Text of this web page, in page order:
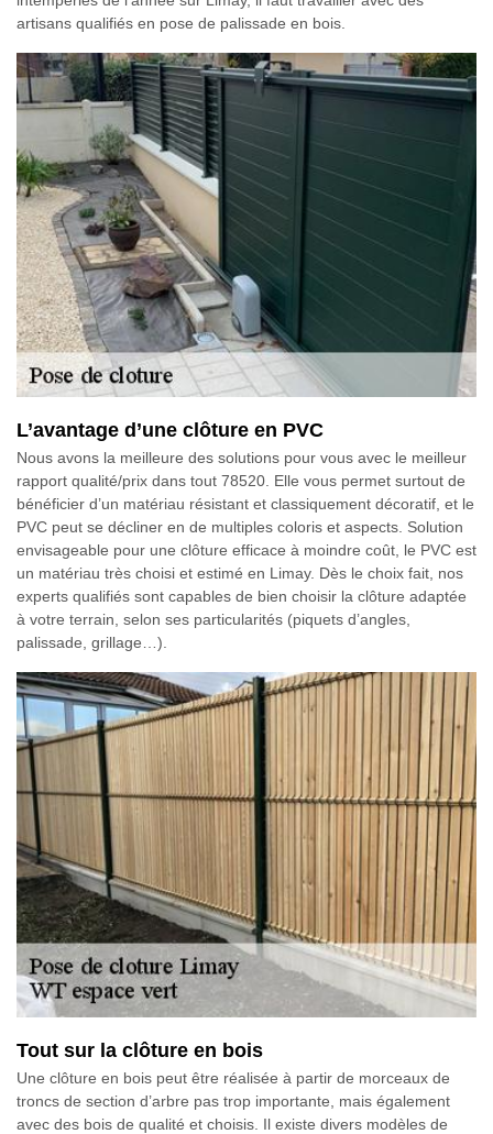
artisans qualifiés en pose de palissade en bois.
L’avantage d’une clôture en PVC
Nous avons la meilleure des solutions pour vous avec le meilleur
rapport qualité/prix dans tout 78520. Elle vous permet surtout de
bénéficier d’un matériau résistant et classiquement décoratif, et le
PVC peut se décliner en de multiples coloris et aspects. Solution
envisageable pour une clôture efficace à moindre coût, le PVC est
un matériau très choisi et estimé en Limay. Dès le choix fait, nos
experts qualifiés sont capables de bien choisir la clôture adaptée
à votre terrain, selon ses particularités (piquets d’angles,
palissade, grillage…).
Tout sur la clôture en bois
Une clôture en bois peut être réalisée à partir de morceaux de
troncs de section d’arbre pas trop importante, mais également
avec des bois de qualité et choisis. Il existe divers modèles de